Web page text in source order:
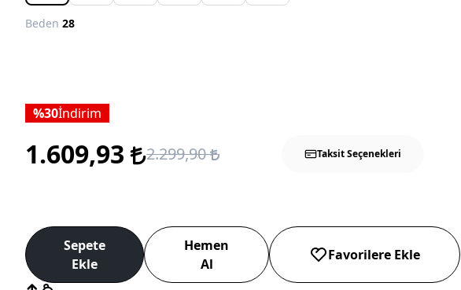
Beden28
30İndirim
1.609,93 2.299,90 Taksit Seçenekleri
Sepete
Ekle
Hemen
Al
Favorilere Ekle